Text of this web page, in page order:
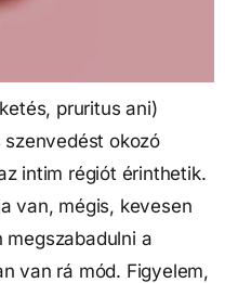
pruritus ani)
okozó
intim régiót érinthetik.
van, mégis, kevesen
a
van rá mód. Figyelem,